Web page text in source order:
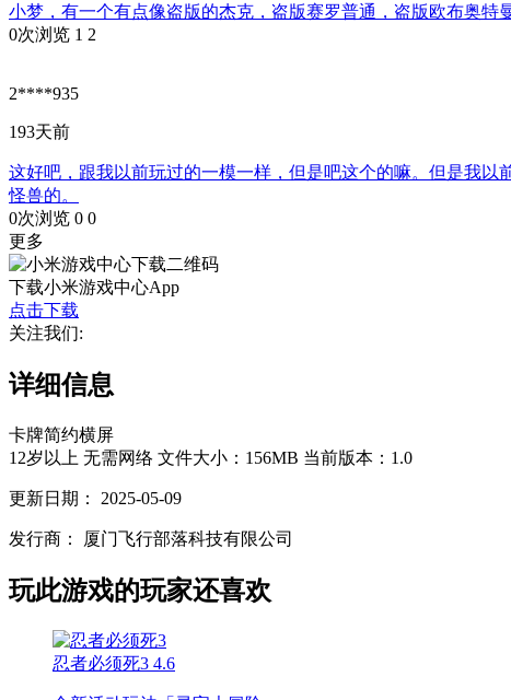
小梦，有一个有点像盗版的杰克，盗版赛罗普通，盗版欧布奥
0次浏览 1 2
2****935
193天前
这好吧，跟我以前玩过的一模一样，但是吧这个的嘛。但是我
怪兽的。
0次浏览 0 0
更多
下载小米游戏中心App
点击下载
关注我们:
详细信息
卡牌简约横屏
12岁以上 无需网络 文件大小：156MB 当前版本：1.0
更新日期： 2025-05-09
发行商： 厦门飞行部落科技有限公司
玩此游戏的玩家还喜欢
忍者必须死3 4.6